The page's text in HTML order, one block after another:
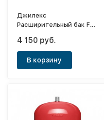
Джилекс
Расширительный бак F
4 150 руб.
В корзину